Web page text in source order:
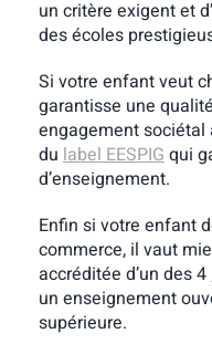
un critère exigent et
des écoles
Si votre enfant veut
garantisse une
engagement sociétal
du label EESPIG qui
d’enseignement.
Enfin si votre enfant
commerce, il vaut
accréditée d’un des 4
un enseignement
supérieure.